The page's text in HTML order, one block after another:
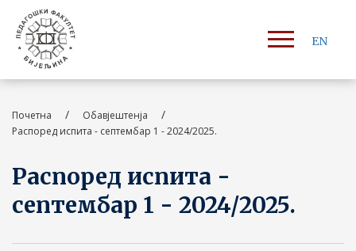
EN
Почетна / Обавјештенја /
Распоред испита - септембар 1 - 2024/2025.
Распоред испита -
септембар 1 - 2024/2025.